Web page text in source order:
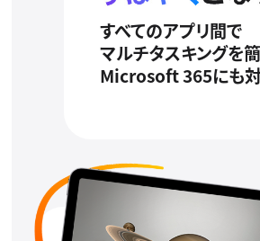
すべてのアプリ間で
マルチタスキングを簡
Microsoft 365にも対